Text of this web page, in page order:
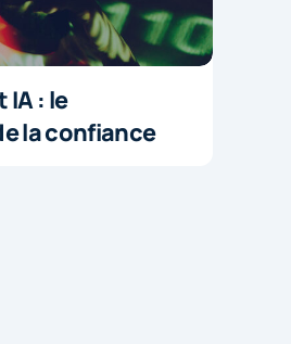
IA : le
la confiance